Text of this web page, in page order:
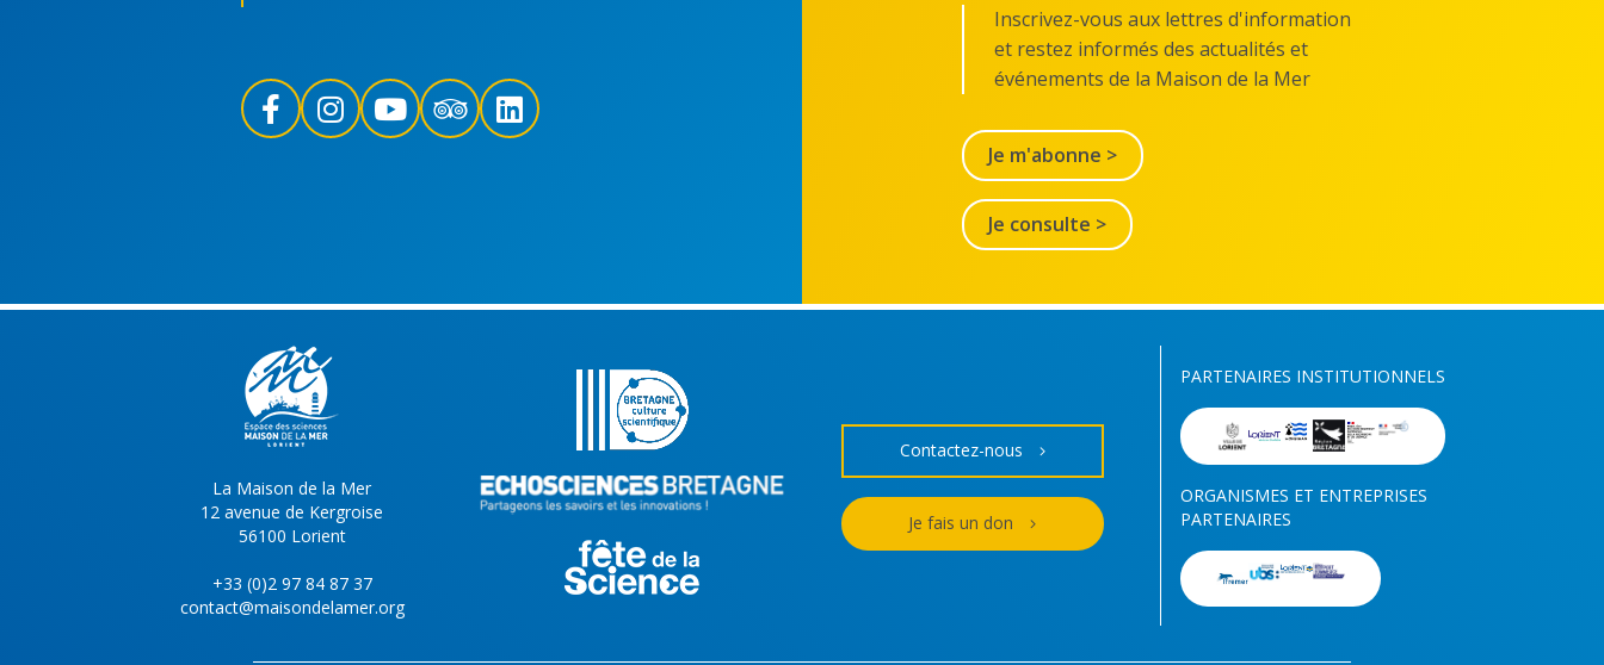
Inscrivez-vous aux lettres d'information
et restez informés des actualités et
événements de la Maison de la Mer
Je m'abonne >
Je consulte >
La Maison de la Mer
12 avenue de Kergroise
56100 Lorient
+33 (0)2 97 84 87 37
contact@maisondelamer.org
Contactez-nous
Je fais un don
PARTENAIRES INSTITUTIONNELS
ORGANISMES ET ENTREPRISES
PARTENAIRES